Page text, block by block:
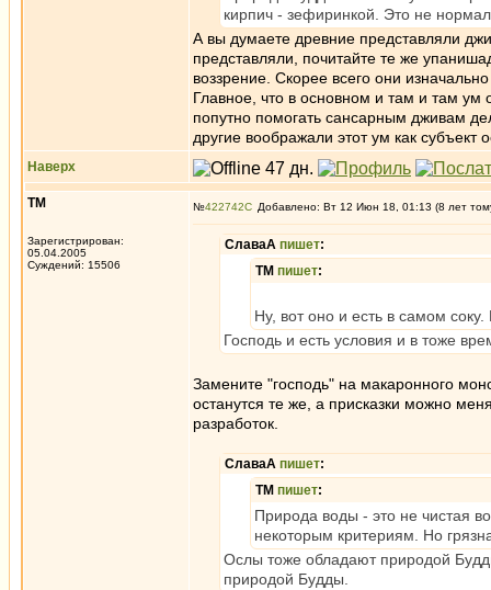
кирпич - зефиринкой. Это не
А вы думаете древние представляли
представляли, почитайте те же
воззрение. Скорее всего они
Главное, что в основном и там и там
попутно помогать сансарным дживам
другие воображали этот ум как
Наверх
ТМ
Зарегистрирован:
05.04.2005
Суждений: 15506
№422742 Добавлено: Вт 12 Июн 18, 01:13 (8 лет
СлаваА пишет:
ТМ пишет:
Ну, вот оно и есть в самом
Господь и есть условия и в тоже
Замените "господь" на макаронного
останутся те же, а присказки можно
разработок.
СлаваА пишет:
ТМ пишет:
Природа воды - это не чистая
некоторым критериям. Но
Ослы тоже обладают природой
природой Будды.